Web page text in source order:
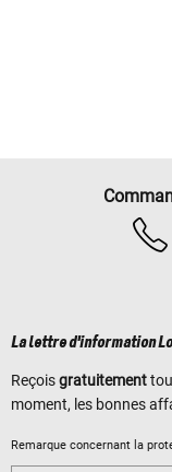
La lettre d'information
Reçoisgratuitement
moment, les bonnes
Remarque concernant la